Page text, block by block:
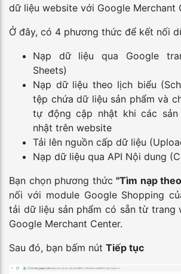
dữ liệu website với Google Merchant
Ở đây, có 4 phương thức để kết nối
Nạp dữ liệu qua Google
Sheets)
Nạp dữ liệu theo lịch biểu
tệp chứa dữ liệu sản phẩm và
tự động cập nhật khi các
nhật trên website
Tải lên nguồn cấp dữ liệu
Nạp dữ liệu qua API Nội dung
Bạn chọn phương thức "Tìm nạp
nối với module Google Shopping
tải dữ liệu sản phẩm có sẵn từ trang
Google Merchant Center.
Sau đó, bạn bấm nút Tiếp tục